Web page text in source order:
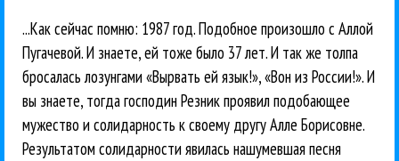
...Как сейчас помню: 1987 год. Подобное произошло с Аллой
Пугачевой. И знаете, ей тоже было 37 лет. И так же толпа
бросалась лозунгами «Вырвать ей язык!», «Вон из России!». И
вы знаете, тогда господин Резник проявил подобающее
мужество и солидарность к своему другу Алле Борисовне.
Результатом солидарности явилась нашумевшая песня